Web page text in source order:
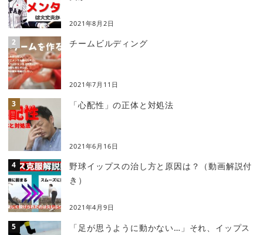
2021年8月2日
チームビルディング
2021年7月11日
「心配性」の正体と対処法
2021年6月16日
野球イップスの治し方と原因は？（動画解説付
き）
2021年4月9日
「足が思うように動かない…」それ、イップス